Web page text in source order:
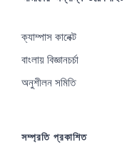
ক্যাম্পাস কানেক্ট
বাংলায় বিজ্ঞানচর্চা
অনুশীলন সমিতি
সম্প্রতি প্রকাশিত